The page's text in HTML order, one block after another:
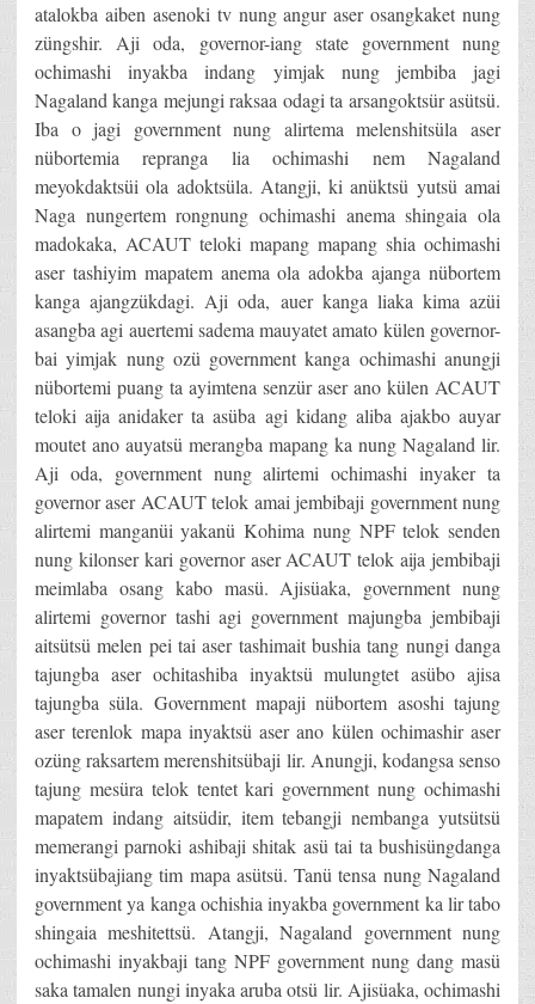
atalokba aiben asenoki tv nung angur aser osangkaket nung
züngshir. Aji oda, governor-iang state government nung
ochimashi inyakba indang yimjak nung jembiba jagi
Nagaland kanga mejungi raksaa odagi ta arsangoktsür asütsü.
Iba o jagi government nung alirtema melenshitsüla aser
nübortemia repranga lia ochimashi nem Nagaland
meyokdaktsüi ola adoktsüla. Atangji, ki anüktsü yutsü amai
Naga nungertem rongnung ochimashi anema shingaia ola
madokaka, ACAUT teloki mapang mapang shia ochimashi
aser tashiyim mapatem anema ola adokba ajanga nübortem
kanga ajangzükdagi. Aji oda, auer kanga liaka kima azüi
asangba agi auertemi sadema mauyatet amato külen governor-
bai yimjak nung ozü government kanga ochimashi anungji
nübortemi puang ta ayimtena senzür aser ano külen ACAUT
teloki aija anidaker ta asüba agi kidang aliba ajakbo auyar
moutet ano auyatsü merangba mapang ka nung Nagaland lir.
Aji oda, government nung alirtemi ochimashi inyaker ta
governor aser ACAUT telok amai jembibaji government nung
alirtemi manganüi yakanü Kohima nung NPF telok senden
nung kilonser kari governor aser ACAUT telok aija jembibaji
meimlaba osang kabo masü. Ajisüaka, government nung
alirtemi governor tashi agi government majungba jembibaji
aitsütsü melen pei tai aser tashimait bushia tang nungi danga
tajungba aser ochitashiba inyaktsü mulungtet asübo ajisa
tajungba süla. Government mapaji nübortem asoshi tajung
aser terenlok mapa inyaktsü aser ano külen ochimashir aser
ozüng raksartem merenshitsübaji lir. Anungji, kodangsa senso
tajung mesüra telok tentet kari government nung ochimashi
mapatem indang aitsüdir, item tebangji nembanga yutsütsü
memerangi parnoki ashibaji shitak asü tai ta bushisüngdanga
inyaktsübajiang tim mapa asütsü. Tanü tensa nung Nagaland
government ya kanga ochishia inyakba government ka lir tabo
shingaia meshitettsü. Atangji, Nagaland government nung
ochimashi inyakbaji tang NPF government nung dang masü
saka tamalen nungi inyaka aruba otsü lir. Ajisüaka, ochimashi